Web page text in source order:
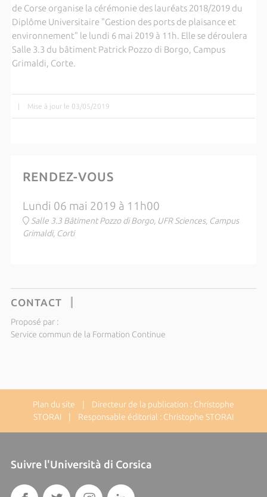
de Corse organise la cérémonie des lauréats 2018/2019 du
Diplôme Universitaire "Gestion des ports de plaisance et
environnement" le lundi 6 mai 2019 à 11h. Elle se déroulera
Salle 3.3 du bâtiment Patrick Pozzo di Borgo, Campus
Grimaldi, Corte.
| Mise à jour le 03/05/2019
RENDEZ-VOUS
Lundi 06 mai 2019 à 11h00
Salle 3.3 Bâtiment Pozzo di Borgo, UFR Sciences, Campus
Grimaldi, Corti
CONTACT
Proposé par :
Service commun de la Formation Continue
Plan du site | Directeur de la publication : Christophe
STORAI | Responsable éditorial : Christophe STORAI
Suivre l'Università di Corsica